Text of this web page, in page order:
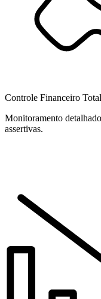
Controle Financeiro
Monitoramento
assertivas.